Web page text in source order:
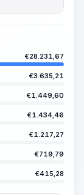
€28.231,67
€3.635,21
€1.449,60
€1.434,46
€1.217,27
€719,79
€415,28